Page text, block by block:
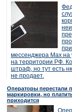
мессенджера Max на
на территории РФ.
штраф, но тут есть
не продает.
Операторы перестали
маркировки, но
приходится